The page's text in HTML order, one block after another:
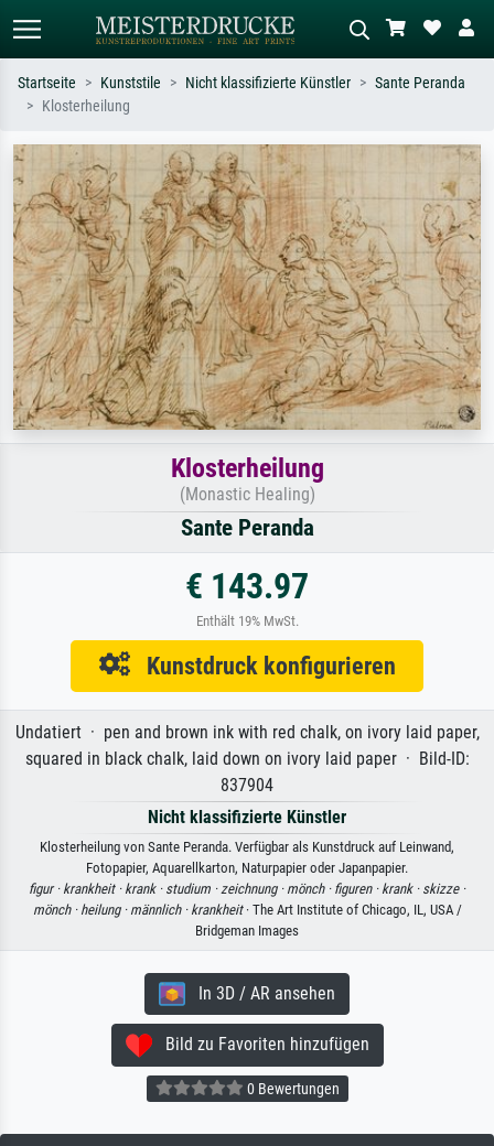
Suchen Sie nach Künstlern, Werktiteln
oder Stilen – z.B. Monet,
Sternennacht, Impressionismus, Welle
Hokusai, Akt.
Beschreiben Sie die Szene – z.B. Grüne
Wiese, Abstrakt mit viel Rot, Dunkles
Ölgemälde, Stehender Akt neben einem
Baum.
Startseite Kunststile Nicht klassifizierte Künstler
Sante Peranda
Klosterheilung
Klosterheilung
(Monastic Healing)
Sante Peranda
€ 143.97
Enthält 19% MwSt.
Kunstdruck konfigurieren
Undatiert · pen and brown ink with red chalk, on ivory laid paper,
squared in black chalk, laid down on ivory laid paper · Bild-ID:
837904
Nicht klassifizierte Künstler
Klosterheilung von Sante Peranda. Verfügbar als Kunstdruck auf Leinwand,
Fotopapier, Aquarellkarton, Naturpapier oder Japanpapier.
figur · krankheit · krank · studium · zeichnung · mönch · figuren · krank · skizze ·
mönch · heilung · männlich · krankheit· The Art Institute of Chicago, IL, USA /
Bridgeman Images
In 3D / AR ansehen
Bild zu Favoriten hinzufügen
0 Bewertungen